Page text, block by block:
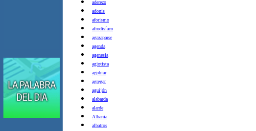
aderezo
adonis
aforismo
afrodisíaco
agazaparse
agenda
agenesia
agiotista
agobiar
agregar
aguijón
alabarda
alarde
Albania
albatros